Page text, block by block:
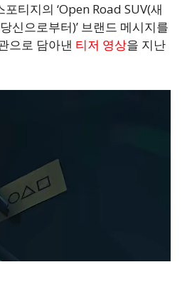
티지의 ‘Open Road SUV(새
신으로부터)’ 브랜드 메시지를
으로 담아낸 티저 영상을 지난